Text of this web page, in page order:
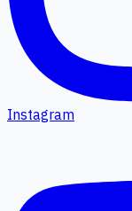
Instagram